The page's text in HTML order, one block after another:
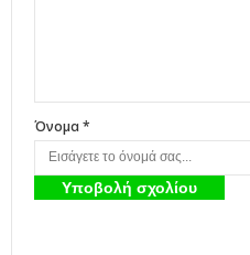
Όνομα *